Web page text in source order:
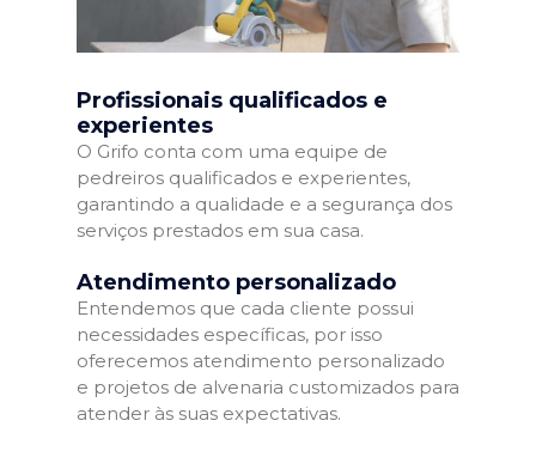
Profissionais qualificados e
experientes
O Grifo conta com uma equipe de
pedreiros qualificados e experientes,
garantindo a qualidade e a segurança dos
serviços prestados em sua casa.
Atendimento personalizado
Entendemos que cada cliente possui
necessidades específicas, por isso
oferecemos atendimento personalizado
e projetos de alvenaria customizados para
atender às suas expectativas.